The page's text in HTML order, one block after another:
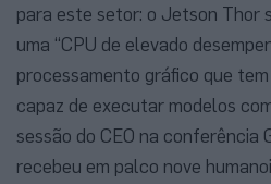
para este setor: o Jetson Thor
uma “CPU de elevado
processamento gráfico que
capaz de executar modelos
sessão do CEO na conferência
recebeu em palco nove